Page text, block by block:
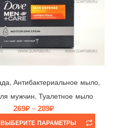
, Антибактериальное мыло,
мужчин,Туалетное мыло
269₽ – 289₽
ВЫБЕРИТЕ ПАРАМЕТРЫ